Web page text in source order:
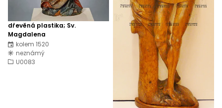
dřevěná plastika; Sv.
Magdalena
kolem 1520
neznámý
U0083